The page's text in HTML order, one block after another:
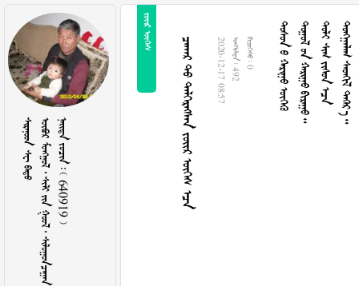
             640919 
 
      2020-12-17 08:57  492  0              